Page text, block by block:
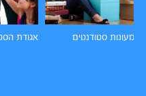
מעונות סטודנטים אגודת